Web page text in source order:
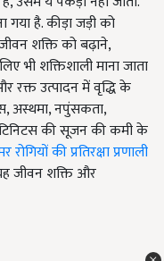
है. कीड़ा जड़ी को
शक्ति को बढ़ाने,
भी शक्तिशाली माना जाता
रक्त उत्पादन में वृद्धि के
अस्थमा, नपुंसकता,
की सूजन की कमी के
रोगियों की प्रतिरक्षा प्रणाली
जीवन शक्ति और